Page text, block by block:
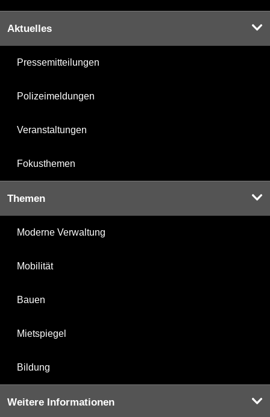
Aktuelles
Pressemitteilungen
Polizeimeldungen
Veranstaltungen
Fokusthemen
Themen
Moderne Verwaltung
Mobilität
Bauen
Mietspiegel
Bildung
Weitere Informationen